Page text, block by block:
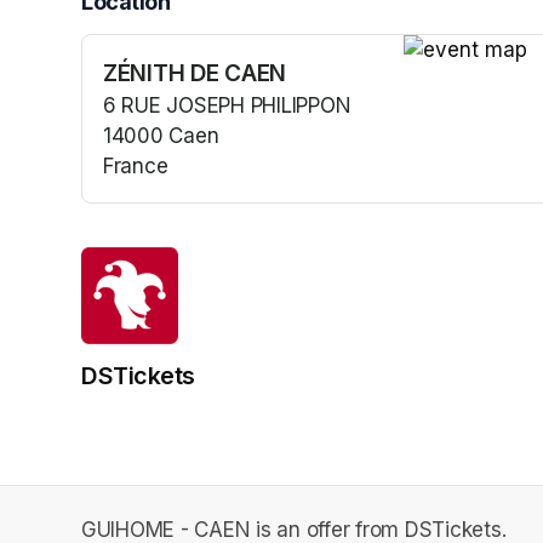
ZÉNITH DE CAEN
6 RUE JOSEPH PHILIPPON
14000 Caen
France
DSTickets
GUIHOME - CAEN is an offer from DSTickets.